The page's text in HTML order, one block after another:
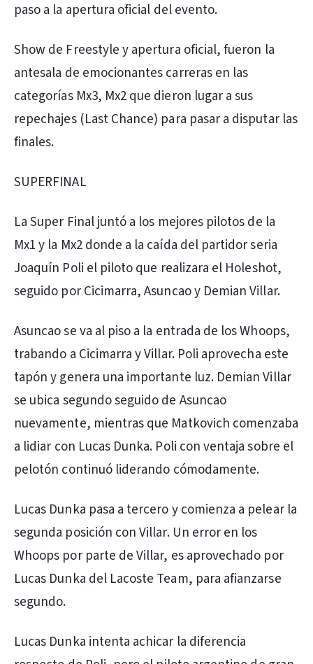
paso a la apertura oficial del evento.
Show de Freestyle y apertura oficial, fueron la
antesala de emocionantes carreras en las
categorías Mx3, Mx2 que dieron lugar a sus
repechajes (Last Chance) para pasar a disputar las
finales.
SUPERFINAL
La Super Final juntó a los mejores pilotos de la
Mx1 y la Mx2 donde a la caída del partidor seria
Joaquín Poli el piloto que realizara el Holeshot,
seguido por Cicimarra, Asuncao y Demian Villar.
Asuncao se va al piso a la entrada de los Whoops,
trabando a Cicimarra y Villar. Poli aprovecha este
tapón y genera una importante luz. Demian Villar
se ubica segundo seguido de Asuncao
nuevamente, mientras que Matkovich comenzaba
a lidiar con Lucas Dunka. Poli con ventaja sobre el
pelotón continuó liderando cómodamente.
Lucas Dunka pasa a tercero y comienza a pelear la
segunda posición con Villar. Un error en los
Whoops por parte de Villar, es aprovechado por
Lucas Dunka del Lacoste Team, para afianzarse
segundo.
Lucas Dunka intenta achicar la diferencia